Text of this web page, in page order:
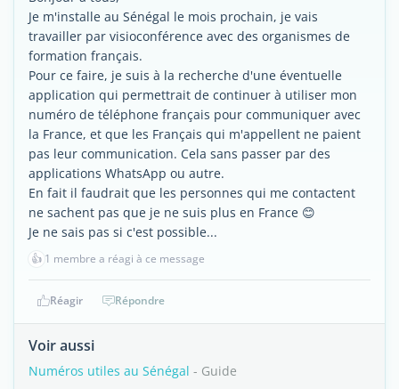
Je m'installe au Sénégal le mois prochain, je vais
travailler par visioconférence avec des organismes de
formation français.
Pour ce faire, je suis à la recherche d'une éventuelle
application qui permettrait de continuer à utiliser mon
numéro de téléphone français pour communiquer avec
la France, et que les Français qui m'appellent ne paient
pas leur communication. Cela sans passer par des
applications WhatsApp ou autre.
En fait il faudrait que les personnes qui me contactent
ne sachent pas que je ne suis plus en France 😊
Je ne sais pas si c'est possible...
👍 1 membre a réagi à ce message
Réagir Répondre
Voir aussi
Numéros utiles au Sénégal - Guide